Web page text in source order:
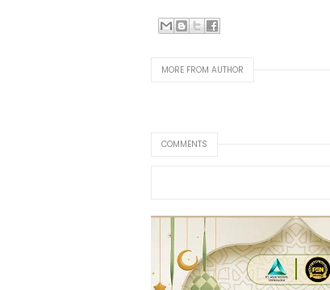
MORE FROM AUTHOR
COMMENTS